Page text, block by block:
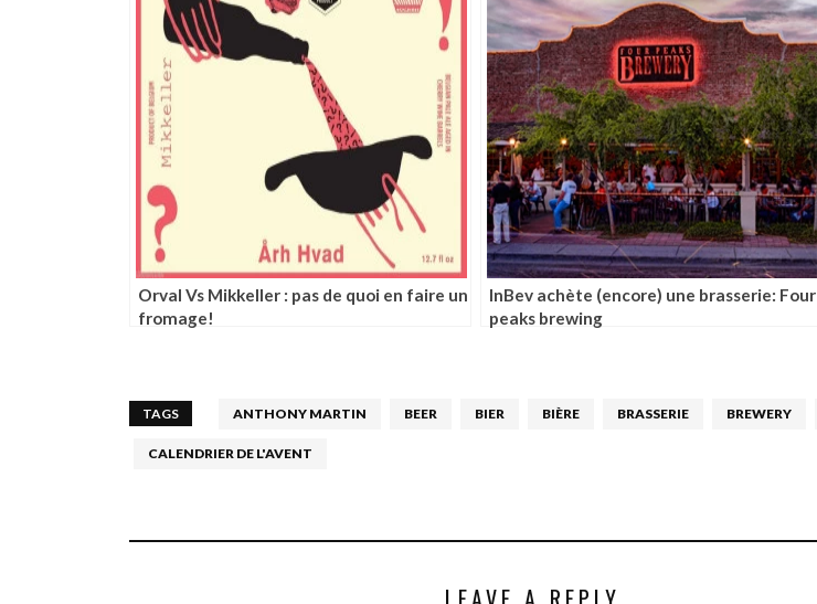
Orval Vs Mikkeller : pas de quoi en faire un
fromage!
InBev achète (encore) une brasserie: Four
peaks brewing
TAGS ANTHONY MARTIN BEER BIER BIÈRE BRASSERIE BREWERY
CALENDRIER DE L'AVENT